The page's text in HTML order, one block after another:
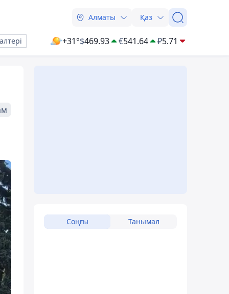
Алматы Қаз
+31°$469.93 €541.64 ₽5.71
Соңғы Танымал